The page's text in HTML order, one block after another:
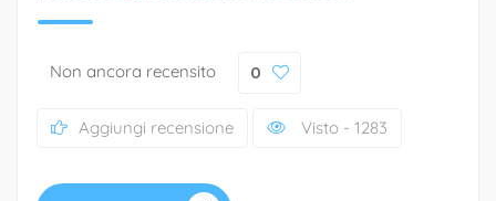
Non ancora recensito 0
Aggiungi recensione Visto - 1283